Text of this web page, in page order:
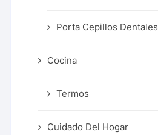
Porta Cepillos Dentales
Cocina
Termos
Cuidado Del Hogar